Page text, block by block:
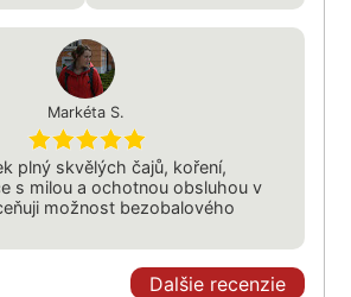
Markéta S.
plný skvělých čajů, koření,
s milou a ochotnou obsluhou v
možnost bezobalového
Dalšie recenzie